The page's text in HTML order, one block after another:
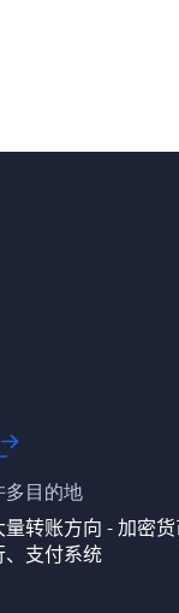
多目的地
量转账方向 - 加密
、支付系统